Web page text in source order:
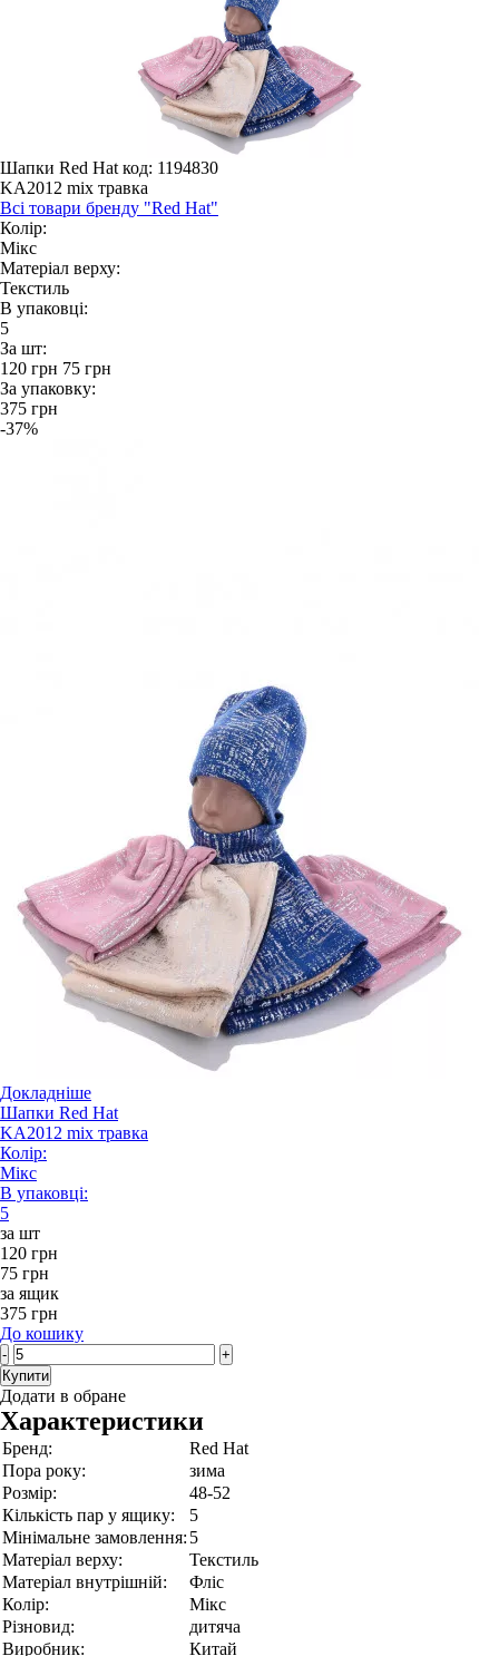
Шапки Red Hat код: 1194830
KA2012 mix травка
Всі товари бренду "Red Hat"
Колір:
Мікс
Матеріал верху:
Текстиль
В упаковці:
5
За шт:
120 грн 75 грн
За упаковку:
375 грн
-37%
Докладніше
Шапки Red Hat
KA2012 mix травка
Колір:
Мікс
В упаковці:
5
за шт
120 грн
75 грн
за ящик
375 грн
До кошику
-
+
Купити
Додати в обране
Характеристики
Бренд:
Red Hat
Пора року:
зима
Розмір:
48-52
Кількість пар у ящику:
5
Мінімальне замовлення: 5
Матеріал верху:
Текстиль
Матеріал внутрішній:
Фліс
Колір:
Мікс
Різновид:
дитяча
Виробник:
Китай